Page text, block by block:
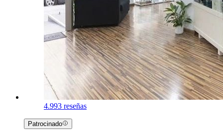
4.993 reseñas
Patrocinado